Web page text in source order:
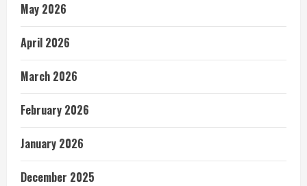
May 2026
April 2026
March 2026
February 2026
January 2026
December 2025